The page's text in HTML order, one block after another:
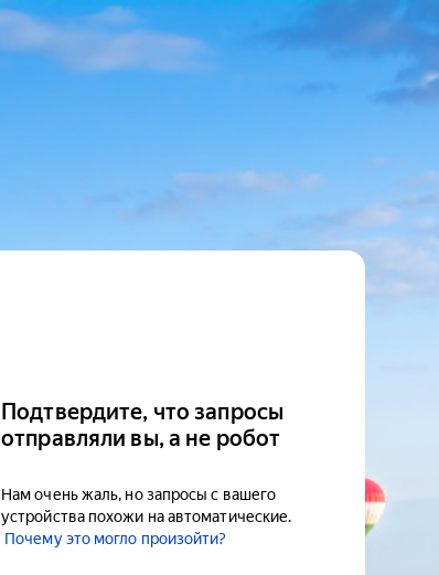
Подтвердите, что запросы
отправляли вы, а не робот
Нам очень жаль, но запросы с вашего
устройства похожи на автоматические.
Почему это могло произойти?